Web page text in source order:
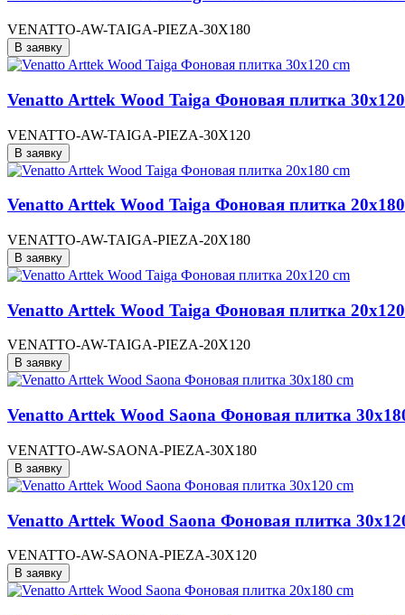
VENATTO-AW-TAIGA-PIEZA-30X180
В заявку
Venatto Arttek Wood Taiga Фоновая плитка
VENATTO-AW-TAIGA-PIEZA-30X120
В заявку
Venatto Arttek Wood Taiga Фоновая плитка
VENATTO-AW-TAIGA-PIEZA-20X180
В заявку
Venatto Arttek Wood Taiga Фоновая плитка
VENATTO-AW-TAIGA-PIEZA-20X120
В заявку
Venatto Arttek Wood Saona Фоновая плитка
VENATTO-AW-SAONA-PIEZA-30X180
В заявку
Venatto Arttek Wood Saona Фоновая плитка
VENATTO-AW-SAONA-PIEZA-30X120
В заявку